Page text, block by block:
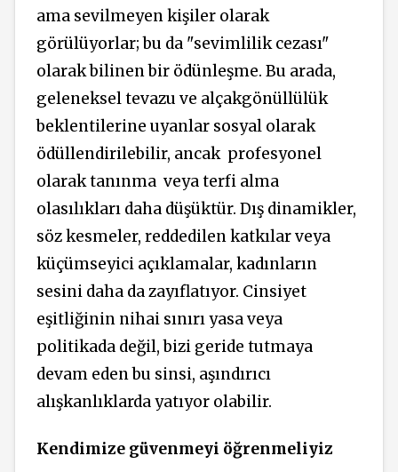
ama sevilmeyen kişiler olarak
görülüyorlar; bu da "sevimlilik cezası"
olarak bilinen bir ödünleşme. Bu arada,
geleneksel tevazu ve alçakgönüllülük
beklentilerine uyanlar sosyal olarak
ödüllendirilebilir, ancak profesyonel
olarak tanınma veya terfi alma
olasılıkları daha düşüktür. Dış dinamikler,
söz kesmeler, reddedilen katkılar veya
küçümseyici açıklamalar, kadınların
sesini daha da zayıflatıyor. Cinsiyet
eşitliğinin nihai sınırı yasa veya
politikada değil, bizi geride tutmaya
devam eden bu sinsi, aşındırıcı
alışkanlıklarda yatıyor olabilir.
Kendimize güvenmeyi öğrenmeliyiz